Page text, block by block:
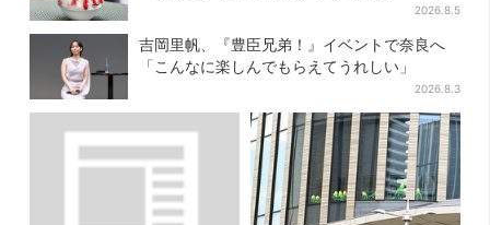
2026.8.5
吉岡里帆、『豊臣兄弟！』イベントで奈良へ
「こんなに楽しんでもらえてうれしい」
2026.8.3